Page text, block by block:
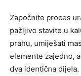
Započnite proces
pažljivo stavite u
prahu, umiješati
elemente zajedno,
dva identična dijela.